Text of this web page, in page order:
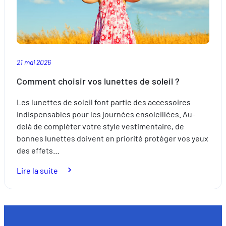
21 mai 2026
Comment choisir vos lunettes de soleil ?
Les lunettes de soleil font partie des accessoires
indispensables pour les journées ensoleillées. Au-
delà de compléter votre style vestimentaire, de
bonnes lunettes doivent en priorité protéger vos yeux
des effets…
Lire la suite
vos